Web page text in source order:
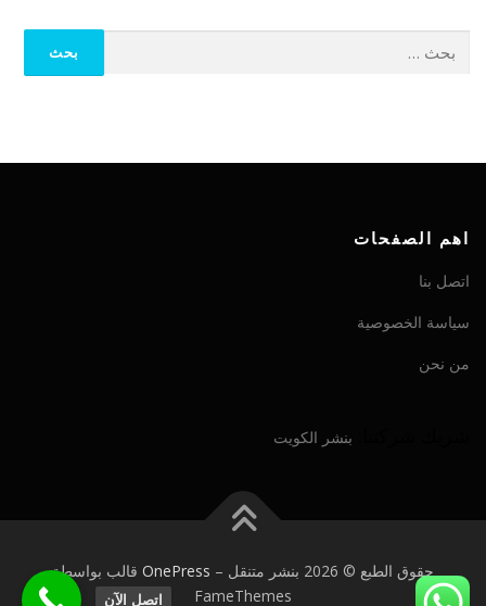
اهم الصفحات
اتصل بنا
سياسة الخصوصية
من نحن
بنشر الكويت
حقوق الطبع © 2026 بنشر متنقل –
OnePress قالب بواسطة
FameThemes
اتصل الآن